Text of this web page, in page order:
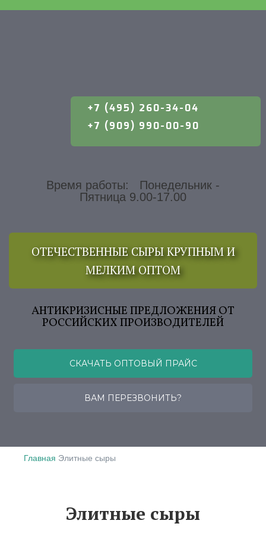
+7 (495) 260-34-04
+7 (909) 990-00-90
Время работы: Понедельник -
Пятница 9.00-17.00
ОТЕЧЕСТВЕННЫЕ СЫРЫ КРУПНЫМ И
МЕЛКИМ ОПТОМ
АНТИКРИЗИСНЫЕ ПРЕДЛОЖЕНИЯ ОТ
РОССИЙСКИХ ПРОИЗВОДИТЕЛЕЙ
СКАЧАТЬ ОПТОВЫЙ ПРАЙС
ВАМ ПЕРЕЗВОНИТЬ?
Главная Элитные сыры
Элитные сыры